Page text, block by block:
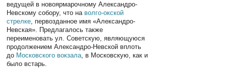
ведущей в новоярмарочному Александро-
Невскому собору, что на волго-окской
стрелке , первозданное имя «Александро-
Невская». Предлагалось также
переименовать ул. Советскую, являющуюся
продолжением Александро-Невской вплоть
до Московского вокзала , в Московскую, как и
было встарь.